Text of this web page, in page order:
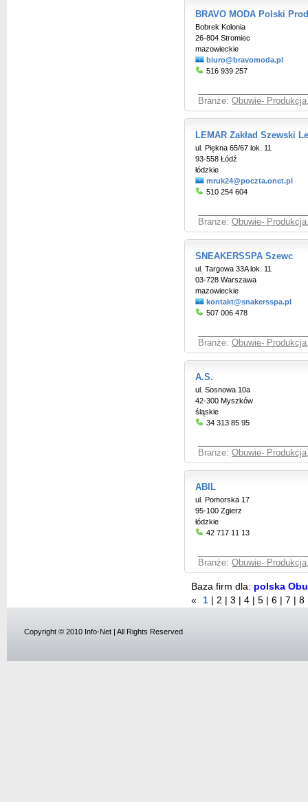
BRAVO MODA Polski
Bobrek Kolonia
26-804 Stromiec
mazowieckie
biuro@bravomoda.pl
516 939 257
Branże: Obuwie-
LEMAR Zakład Szewski
ul. Piękna 65/67 lok. 11
93-558 Łódź
łódzkie
mruk24@poczta.onet.pl
510 254 604
Branże: Obuwie-
SNEAKERSSPA Szewc
ul. Targowa 33A lok. 11
03-728 Warszawa
mazowieckie
kontakt@snakersspa.pl
507 006 478
Branże: Obuwie-
A.S.
ul. Sosnowa 10a
42-300 Myszków
śląskie
34 313 85 95
Branże: Obuwie-
ABIL
ul. Pomorska 17
95-100 Zgierz
łódzkie
42 717 11 13
Branże: Obuwie-
Baza firm dla: polska
«
1 2 3 4 5 6 7 8
Copyright © 2010 Info-Net | All Rights Reserved